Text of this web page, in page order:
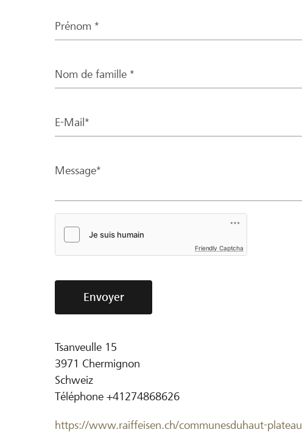
Prénom *
Nom de famille *
E-Mail*
Message*
Friendly Captcha
Envoyer
Tsanveulle 15
3971 Chermignon
Schweiz
Téléphone +41274868626
https://www.raiffeisen.ch/communesduhaut-plateau